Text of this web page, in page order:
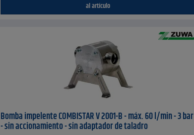
al artículo
Bomba impelente COMBISTAR V 2001-B - máx. 60 l/min - 3 bar
- sin accionamiento - sin adaptador de taladro